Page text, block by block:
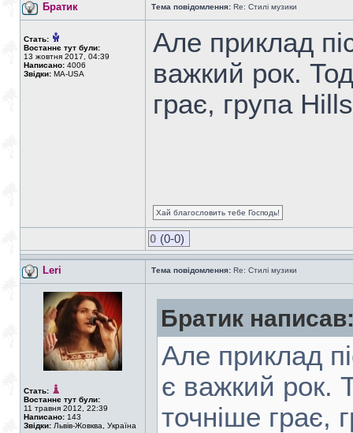
Братик Тема повідомлення: Re: Стилі музики
Стать:
Востаннє тут були:
13 жовтня 2017, 04:39
Написано: 4006
Звідки: MA-USA
Але приклад
важкий рок.
грає, група
Хай благословить тебе Господь!
0 (0-0)
Leri Тема повідомлення: Re: Стилі музики
Стать:
Востаннє тут були:
11 травня 2012, 22:39
Написано: 143
Звідки: Львів-Жовква, Україна
Братик
Але приклад
є важкий рок.
точніше грає,